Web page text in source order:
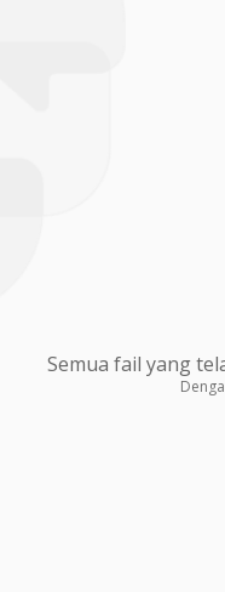
Semua fail yang